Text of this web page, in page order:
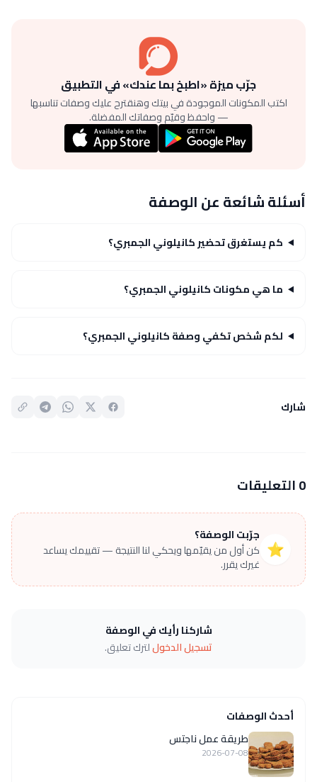
جرّب ميزة «اطبخ بما عندك» في التطبيق
اكتب المكونات الموجودة في بيتك وهنقترح عليك وصفات تناسبها
— واحفظ وقيّم وصفاتك المفضلة.
أسئلة شائعة عن الوصفة
كم يستغرق تحضير كانيلوني الجمبري؟
ما هي مكونات كانيلوني الجمبري؟
لكم شخص تكفي وصفة كانيلوني الجمبري؟
شارك
0 التعليقات
⭐
جرّبت الوصفة؟
كن أول من يقيّمها ويحكي لنا النتيجة — تقييمك يساعد
غيرك يقرر.
شاركنا رأيك في الوصفة
تسجيل الدخوللترك تعليق.
أحدث الوصفات
طريقة عمل ناجتس
2026-07-08